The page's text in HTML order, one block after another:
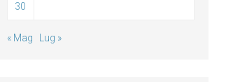
30
« Mag Lug »